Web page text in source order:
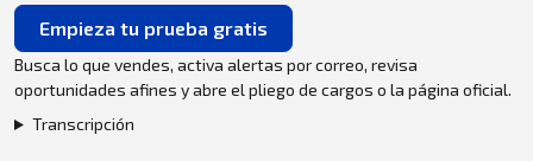
Empieza tu prueba gratis
Busca lo que vendes, activa alertas por correo, revisa
oportunidades afines y abre el pliego de cargos o la página oficial.
Transcripción